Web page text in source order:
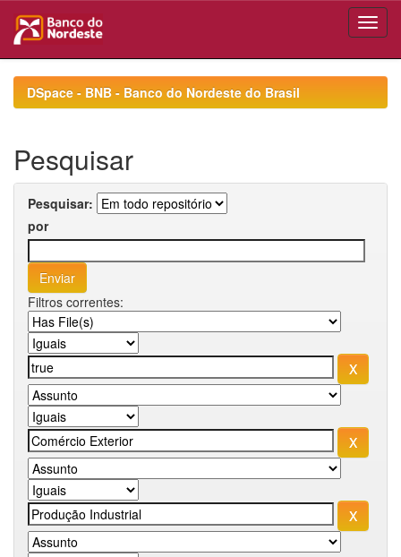
navigationDSpace - BNB - Banco do Nordeste do Brasil
Pesquisar
Pesquisar:
por
Filtros correntes: